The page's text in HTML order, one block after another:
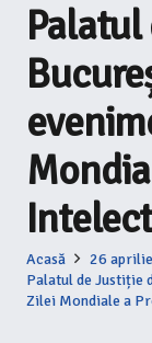
Acasă
26
Palatul de Justiție
Zilei Mondiale a